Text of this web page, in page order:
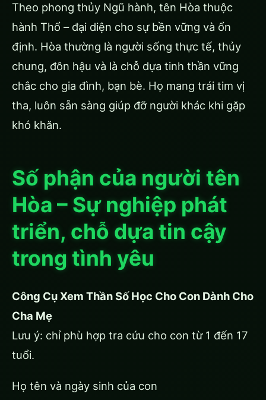
Theo phong thủy Ngũ hành, tên Hòa thuộc
hành Thổ – đại diện cho sự bền vững và ổn
định. Hòa thường là người sống thực tế, thủy
chung, đôn hậu và là chỗ dựa tinh thần vững
chắc cho gia đình, bạn bè. Họ mang trái tim vị
tha, luôn sẵn sàng giúp đỡ người khác khi gặp
khó khăn.
Số phận của người tên
Hòa – Sự nghiệp phát
triển, chỗ dựa tin cậy
trong tình yêu
Công Cụ Xem Thần Số Học Cho Con Dành Cho
Cha Mẹ
Lưu ý: chỉ phù hợp tra cứu cho con từ 1 đến 17
tuổi.
Họ tên và ngày sinh của con